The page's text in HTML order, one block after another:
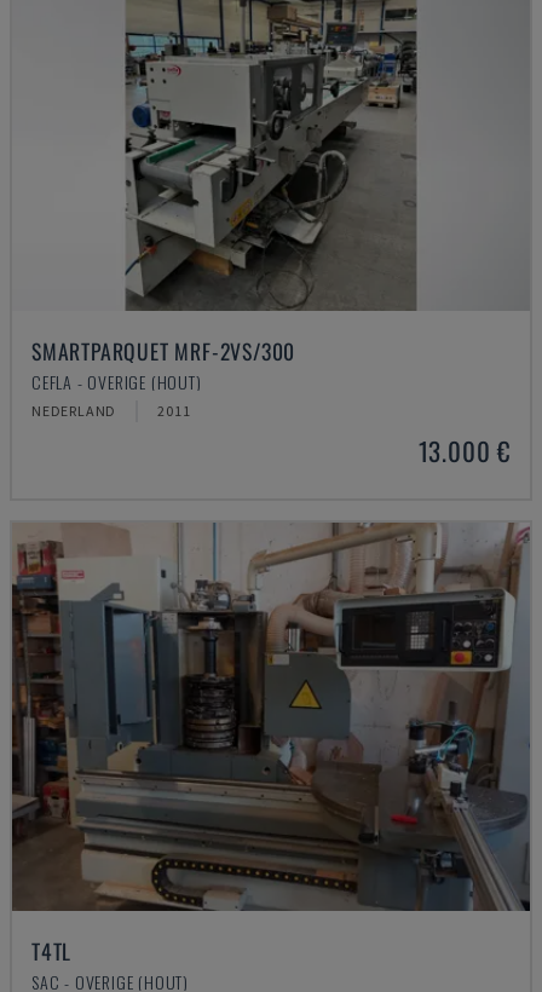
SMARTPARQUET MRF-2VS/300
CEFLA - OVERIGE (HOUT)
NEDERLAND 2011
13.000 €
T4TL
SAC - OVERIGE (HOUT)